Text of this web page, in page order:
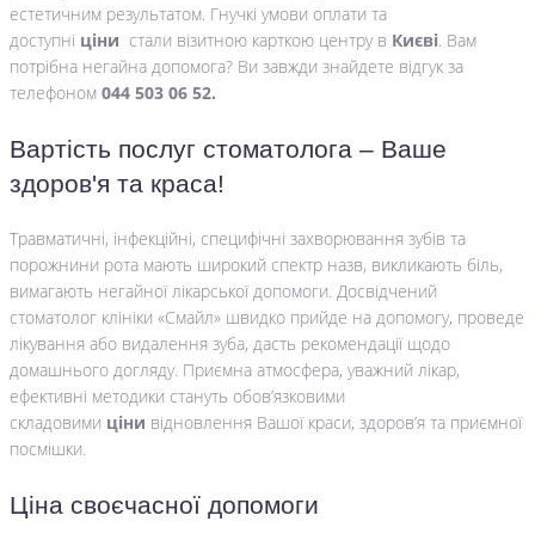
естетичним результатом. Гнучкі умови оплати та
доступні ціни стали візитною карткою центру в Києві. Вам
потрібна негайна допомога? Ви завжди знайдете відгук за
телефоном 044 503 06 52.
Вартість послуг стоматолога – Ваше
здоров'я та краса!
Травматичні, інфекційні, специфічні захворювання зубів та
порожнини рота мають широкий спектр назв, викликають біль,
вимагають негайної лікарської допомоги. Досвідчений
стоматолог клініки «Смайл» швидко прийде на допомогу, проведе
лікування або видалення зуба, дасть рекомендації щодо
домашнього догляду. Приємна атмосфера, уважний лікар,
ефективні методики стануть обов’язковими
складовими ціни відновлення Вашої краси, здоров’я та приємної
посмішки.
Ціна своєчасної допомоги